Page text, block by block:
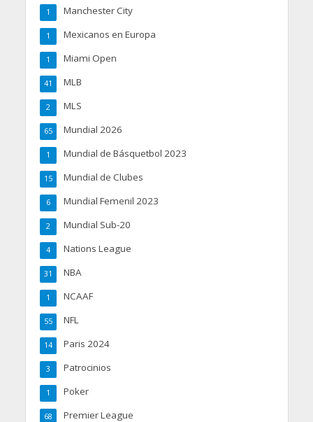
Manchester City
1
Mexicanos en Europa
1
Miami Open
1
MLB
41
MLS
2
Mundial 2026
65
Mundial de Básquetbol 2023
1
Mundial de Clubes
15
Mundial Femenil 2023
6
Mundial Sub-20
2
Nations League
4
NBA
31
NCAAF
1
NFL
55
Paris 2024
14
Patrocinios
3
Poker
1
Premier League
68